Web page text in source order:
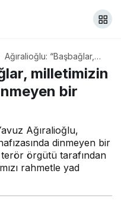
Ağıralioğlu: “Başbağlar,
milletimizin ortak
hafızasında dinmeyen bir
acıdır”
milletimizin
bir
Ağıralioğlu,
dinmeyen bir
terör örgütü tarafından
rahmetle yad
Paylaş